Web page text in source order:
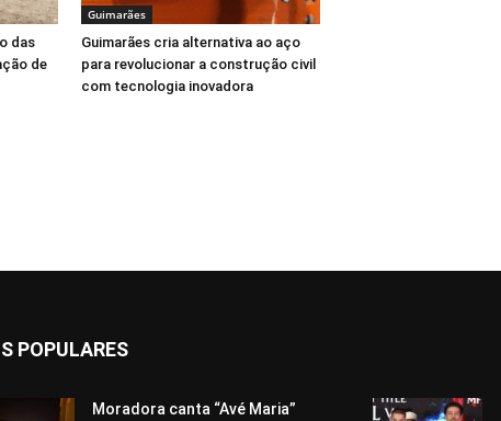
das
de
Guimarães
Guimarães cria alternativa ao aço
para revolucionar a construção civil
com tecnologia inovadora
POPULARES
Moradora canta “Avé Maria”